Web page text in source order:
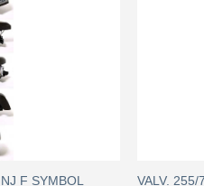
F SYMBOL
VALV.